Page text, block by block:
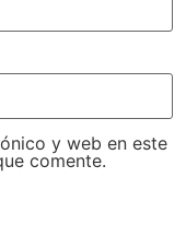
y web en este
comente.